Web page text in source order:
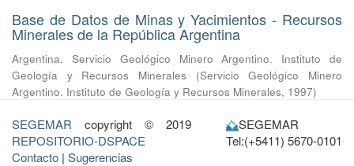
Base de Datos de Minas y Yacimientos - Recursos
Minerales de la República Argentina
Argentina. Servicio Geológico Minero Argentino. Instituto de
Geología y Recursos Minerales
(Servicio Geológico Minero
Argentino. Instituto de Geología y Recursos Minerales, 1997)
SEGEMAR copyright © 2019
REPOSITORIO-DSPACE
Contacto | Sugerencias
SEGEMAR
Tel:(+5411) 5670-0101